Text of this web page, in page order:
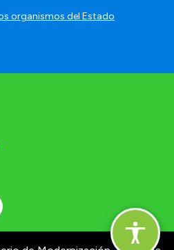
organismos del Estado